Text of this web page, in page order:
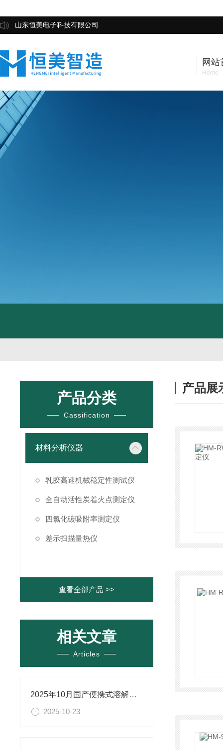
山东恒美电子科技有限公司
网站
Home
产品分类
Cassification
材料分析仪器
乳胶高速机械稳定性测试仪
全自动活性炭着火点测定仪
四氯化碳吸附率测定仪
差示扫描量热仪
查看全部产品 >>
相关文章
Articles
2025年10月国产便携式溶解氧测定仪排名出炉，恒美智造自动识别传感器亮眼
2025-10-23
产品展